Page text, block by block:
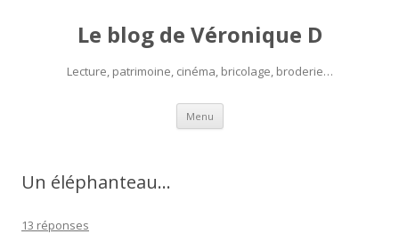
Le blog de Véronique D
Lecture, patrimoine, cinéma, bricolage, broderie…
Menu Aller
contenu
Un éléphanteau…
13 réponses